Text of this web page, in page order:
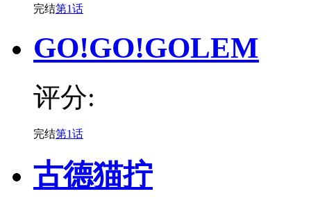
完结第1话
GO!GO!GOLEM
评分:
完结第1话
古德猫拧